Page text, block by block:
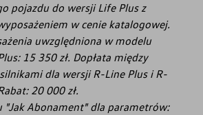
pojazdu do wersji Life Plus z
w cenie katalogowej.
uwzględniona w modelu
15 350 zł. Dopłata między
dla wersji R-Line Plus i R-
20 000 zł.
"Jak Abonament" dla parametrów: